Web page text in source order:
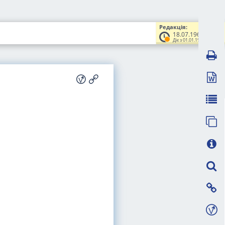
Редакція:
18.07.1963
Діє з 01.01.1964